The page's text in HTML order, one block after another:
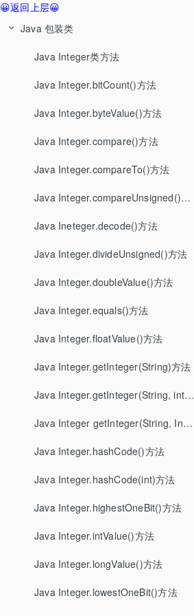
😀返回上层😀
Java 包装类
Java Integer类方法
Java Integer.bitCount()方法
Java Integer.byteValue()方法
Java Integer.compare()方法
Java Integer.compareTo()方法
Java Integer.compareUnsigned()方法
Java Ineteger.decode()方法
Java Integer.divideUnsigned()方法
Java Integer.doubleValue()方法
Java Integer.equals()方法
Java Integer.floatValue()方法
Java Integer.getInteger(String)方法
Java Integer.getInteger(String, int)方法
Java Integer getInteger(String, Integer)方法
Java Integer.hashCode()方法
Java Integer.hashCode(int)方法
Java Integer.highestOneBit()方法
Java Integer.intValue()方法
Java Integer.longValue()方法
Java Integer.lowestOneBit()方法